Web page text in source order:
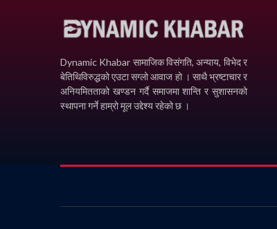
Dynamic Khabar सामाजिक विसंगति, अन्याय, विभेद­ र
बेतिथिविरुद्धको एउटा सग्लो आवाज हो । साथै भ्रष्टाचार र
अनियमितताको खण्डन गर्दै समाजमा शान्ति र सुशासनको
स्थापना गर्ने हाम्रो मूल उद्देश्य रहेको छ ।